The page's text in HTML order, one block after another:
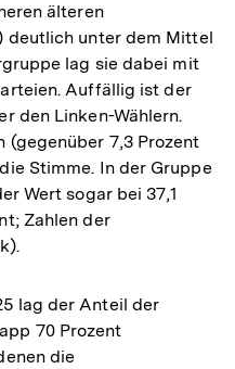
älteren
deutlich unter dem Mittel
lag sie dabei mit
Auffällig ist der
den Linken-Wählern.
(gegenüber 7,3 Prozent
Stimme. In der Gruppe
Wert sogar bei 37,1
Zahlen der
lag der Anteil der
70 Prozent
die